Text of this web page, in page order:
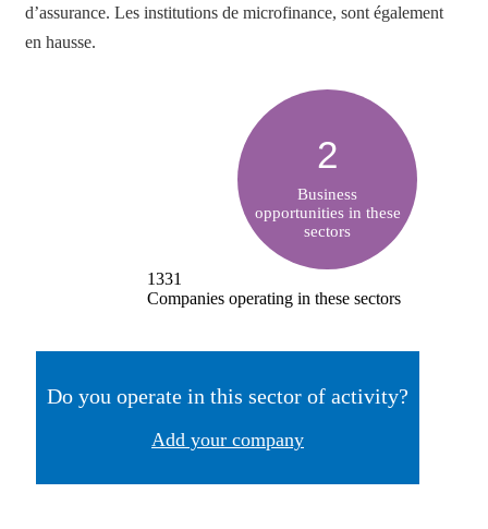
d’assurance. Les institutions de microfinance, sont également
en hausse.
2
Business
opportunities in these
sectors
1331
Companies operating in these sectors
Do you operate in this sector of activity?
Add your company